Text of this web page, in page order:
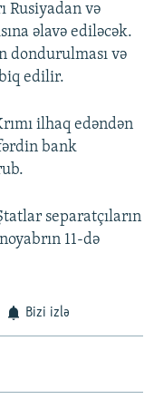
Rusiyadan və
əlavə ediləcək.
dondurulması və
edilir.
ilhaq edəndən
bank
separatçıların
11-də
Bizi izlə